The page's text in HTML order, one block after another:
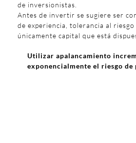
de inversionistas.
Antes de invertir se sugiere ser
de experiencia, tolerancia al
únicamente capital que está
Utilizar apalancamiento
exponencialmente el riesgo de